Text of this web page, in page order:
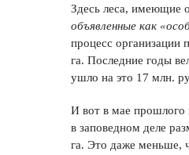
Здесь леса, имеющие
объявленные как
процесс организации
га. Последние годы
ушло на это 17 млн.
И вот в мае прошлого
в заповедном деле
га. Это даже меньше,